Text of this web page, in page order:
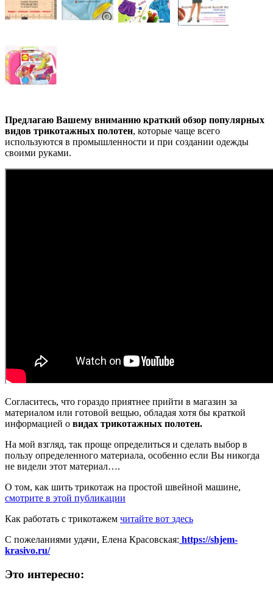
Предлагаю Вашему вниманию краткий обзор популярных
видов трикотажных полотен, которые чаще всего
используются в промышленности и при создании одежды
своими руками.
Согласитесь, что гораздо приятнее прийти в магазин за
материалом или готовой вещью, обладая хотя бы краткой
информацией о видах трикотажных полотен.
На мой взгляд, так проще определиться и сделать выбор в
пользу определенного материала, особенно если Вы никогда
не видели этот материал….
О том, как шить трикотаж на простой швейной машине,
смотрите в этой публикации
Как работать с трикотажем читайте вот здесь
С пожеланиями удачи, Елена Красовская: https://shjem-
krasivo.ru/
Это интересно: